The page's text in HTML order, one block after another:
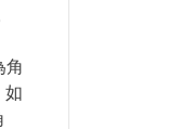
角
如